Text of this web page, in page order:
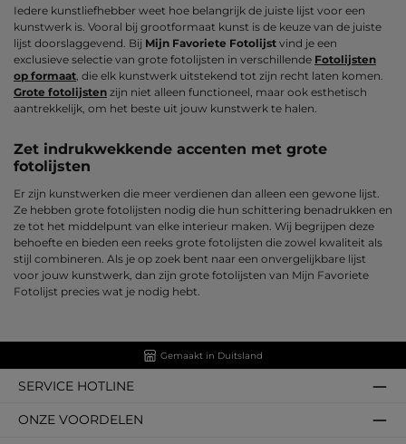
Iedere kunstliefhebber weet hoe belangrijk de juiste lijst voor een
kunstwerk is. Vooral bij grootformaat kunst is de keuze van de juiste
lijst doorslaggevend. Bij Mijn Favoriete Fotolijst vind je een
exclusieve selectie van grote fotolijsten in verschillende Fotolijsten
op formaat, die elk kunstwerk uitstekend tot zijn recht laten komen.
Grote fotolijsten zijn niet alleen functioneel, maar ook esthetisch
aantrekkelijk, om het beste uit jouw kunstwerk te halen.
Zet indrukwekkende accenten met grote
fotolijsten
Er zijn kunstwerken die meer verdienen dan alleen een gewone lijst.
Ze hebben grote fotolijsten nodig die hun schittering benadrukken en
ze tot het middelpunt van elke interieur maken. Wij begrijpen deze
behoefte en bieden een reeks grote fotolijsten die zowel kwaliteit als
stijl combineren. Als je op zoek bent naar een onvergelijkbare lijst
voor jouw kunstwerk, dan zijn grote fotolijsten van Mijn Favoriete
Fotolijst precies wat je nodig hebt.
Gemaakt in Duitsland
SERVICE HOTLINE
ONZE VOORDELEN